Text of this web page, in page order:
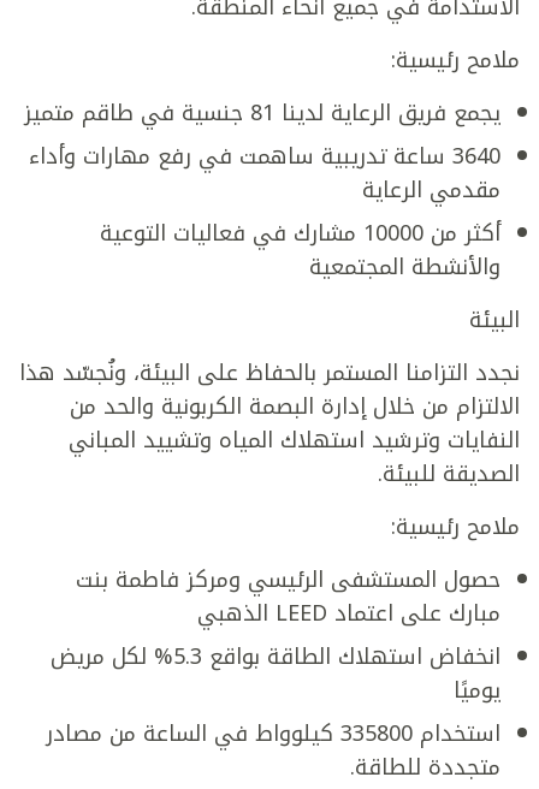
ملامح رئيسية:
يجمع فريق الرعاية لدينا 81 جنسية في طاقم متميز
3640 ساعة تدريبية ساهمت في رفع مهارات وأداء
مقدمي الرعاية
أكثر من 10000 مشارك في فعاليات التوعية
والأنشطة المجتمعية
البيئة
نجدد التزامنا المستمر بالحفاظ على البيئة، ونُجسّد هذا
الالتزام من خلال إدارة البصمة الكربونية والحد من
النفايات وترشيد استهلاك المياه وتشييد المباني
الصديقة للبيئة.
ملامح رئيسية:
حصول المستشفى الرئيسي ومركز فاطمة بنت
مبارك على اعتماد LEED الذهبي
انخفاض استهلاك الطاقة بواقع 5.3% لكل مريض
يوميًا
استخدام 335800 كيلوواط في الساعة من مصادر
متجددة للطاقة.